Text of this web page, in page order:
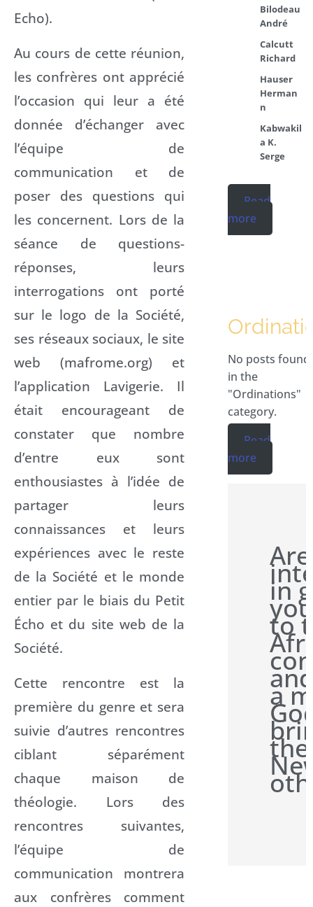
Echo).
Au cours de cette réunion,
les confrères ont apprécié
l’occasion qui leur a été
donnée d’échanger avec
l’équipe de
communication et de
poser des questions qui
les concernent. Lors de la
séance de questions-
réponses, leurs
interrogations ont porté
sur le logo de la Société,
ses réseaux sociaux, le site
web (mafrome.org) et
l’application Lavigerie. Il
était encourageant de
constater que nombre
d’entre eux sont
enthousiastes à l’idée de
partager leurs
connaissances et leurs
expériences avec le reste
de la Société et le monde
entier par le biais du Petit
Écho et du site web de la
Société.
Cette rencontre est la
première du genre et sera
suivie d’autres rencontres
ciblant séparément
chaque maison de
théologie. Lors des
rencontres suivantes,
l’équipe de
communication montrera
aux confrères comment
Bilodeau
André
Calcutt
Richard
Hauser
Herman
n
Kabwakil
a K.
Serge
Read
more
No posts found
in the
"Ordinations"
category.
Read
more
in
to
a